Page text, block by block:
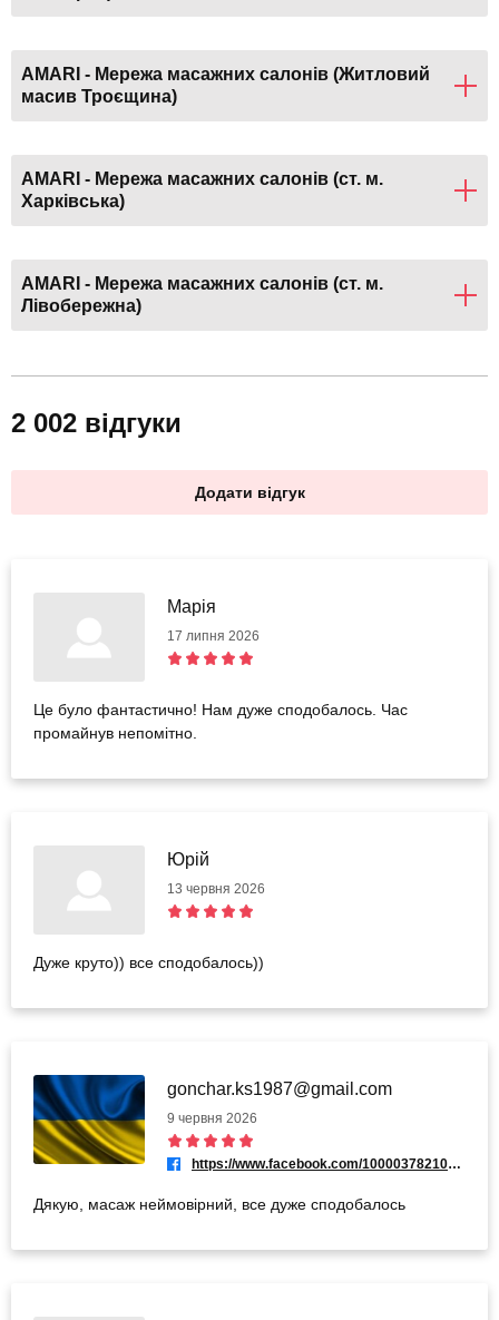
AMARI - Мережа масажних салонів (Житловий
масив Троєщина)
AMARI - Мережа масажних салонів (ст. м.
Харківська)
AMARI - Мережа масажних салонів (ст. м.
Лівобережна)
2 002 відгуки
Додати відгук
Марія
17 липня 2026
Це було фантастично! Нам дуже сподобалось. Час
промайнув непомітно.
Юрій
13 червня 2026
Дуже круто)) все сподобалось))
gonchar.ks1987@gmail.com
9 червня 2026
https://www.facebook.com/100003782104374
Дякую, масаж неймовірний, все дуже сподобалось